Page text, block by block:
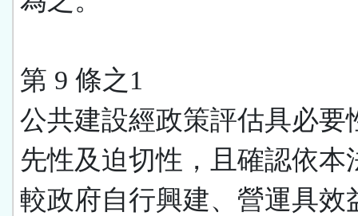
第 9 條之1
公共建設經政策評估具必要
先性及迫切性，且確認依本
較政府自行興建、營運具效